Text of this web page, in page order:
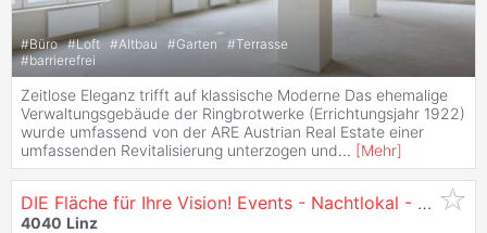
#Büro #Loft #Altbau #Garten #Terrasse
#barrierefrei
Zeitlose Eleganz trifft auf klassische Moderne Das ehemalige
Verwaltungsgebäude der Ringbrotwerke (Errichtungsjahr 1922)
wurde umfassend von der ARE Austrian Real Estate einer
umfassenden Revitalisierung unterzogen und... [Mehr]
DIE Fläche für Ihre Vision! Events - Nachtlokal - Gastronomie - Club - zu mieten in
4040 Linz